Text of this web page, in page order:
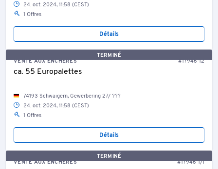
24. oct. 2024, 11:58 (CEST)
1 Offres
Détails
TERMINÉ
VENTE AUX ENCHÈRES
#17946-12
ca. 55 Europalettes
74193 Schwaigern, Gewerbering 27/ ???
24. oct. 2024, 11:58 (CEST)
1 Offres
Détails
TERMINÉ
VENTE AUX ENCHÈRES
#17946-1/1